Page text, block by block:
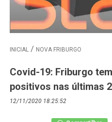
INICIAL NOVA FRIBURGO
Covid-19: Friburgo
positivos nas últimas
12/11/2020 18:25:52